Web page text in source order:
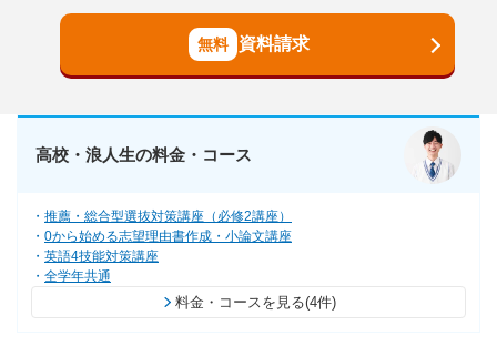
資料請求
高校・浪人生の料金・コース
推薦・総合型選抜対策講座（必修2講座）
0から始める志望理由書作成・小論文講座
英語4技能対策講座
全学年共通
料金・コースを見る(4件)